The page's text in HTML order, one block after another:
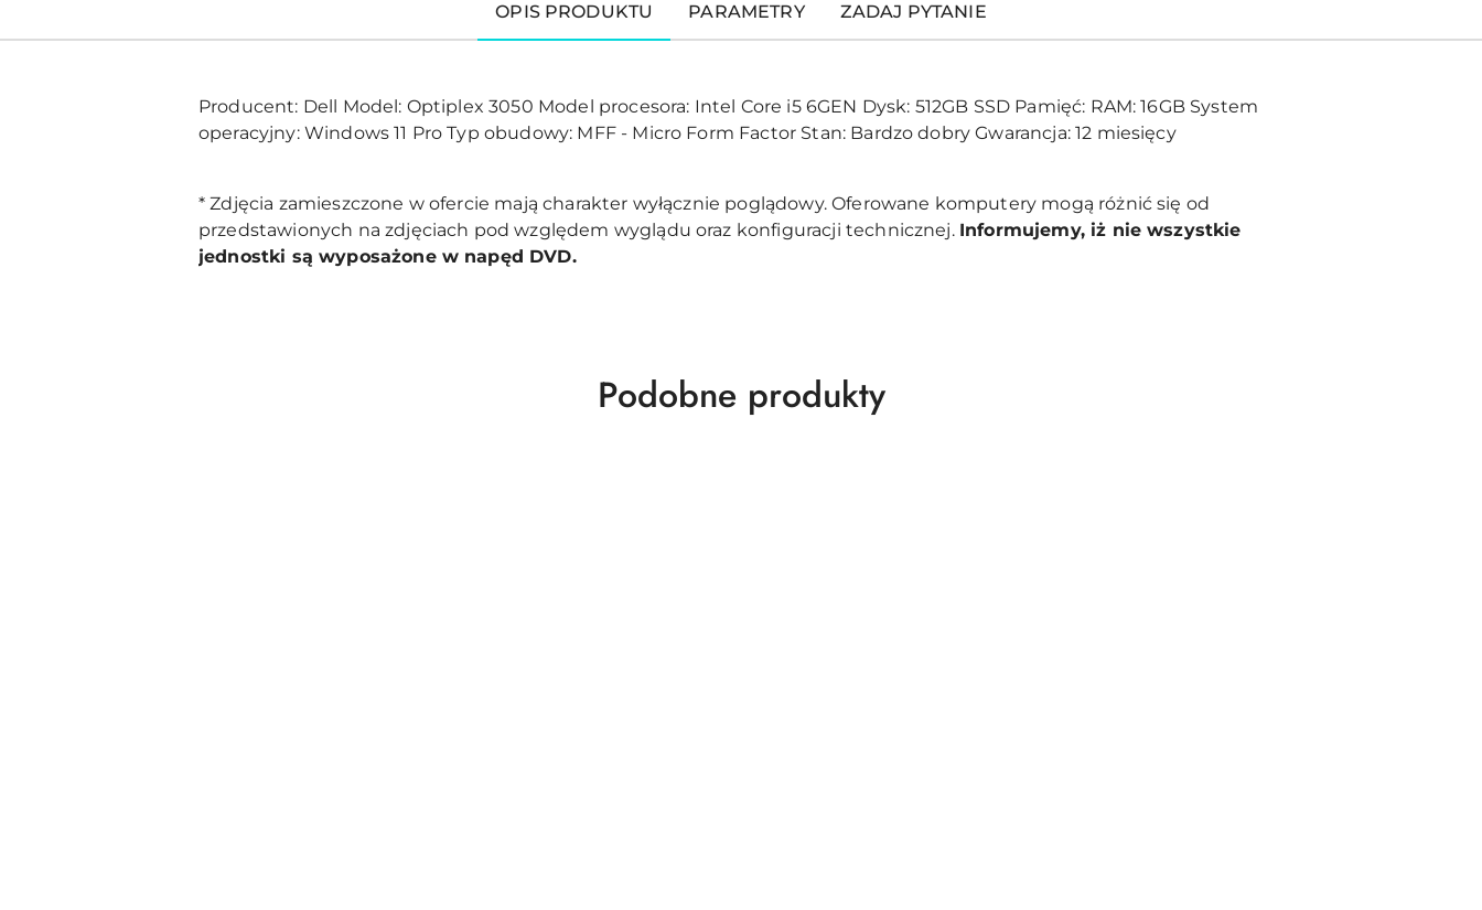
OPIS PRODUKTU PARAMETRY ZADAJ PYTANIE
Producent: Dell Model: Optiplex 3050 Model procesora: Intel Core i5 6GEN Dysk: 512GB SSD Pamięć: RAM: 16GB System
operacyjny: Windows 11 Pro Typ obudowy: MFF - Micro Form Factor Stan: Bardzo dobry Gwarancja: 12 miesięcy
* Zdjęcia zamieszczone w ofercie mają charakter wyłącznie poglądowy. Oferowane komputery mogą różnić się od
przedstawionych na zdjęciach pod względem wyglądu oraz konfiguracji technicznej. Informujemy, iż nie wszystkie
jednostki są wyposażone w napęd DVD.
Produkty
Podobne produkty